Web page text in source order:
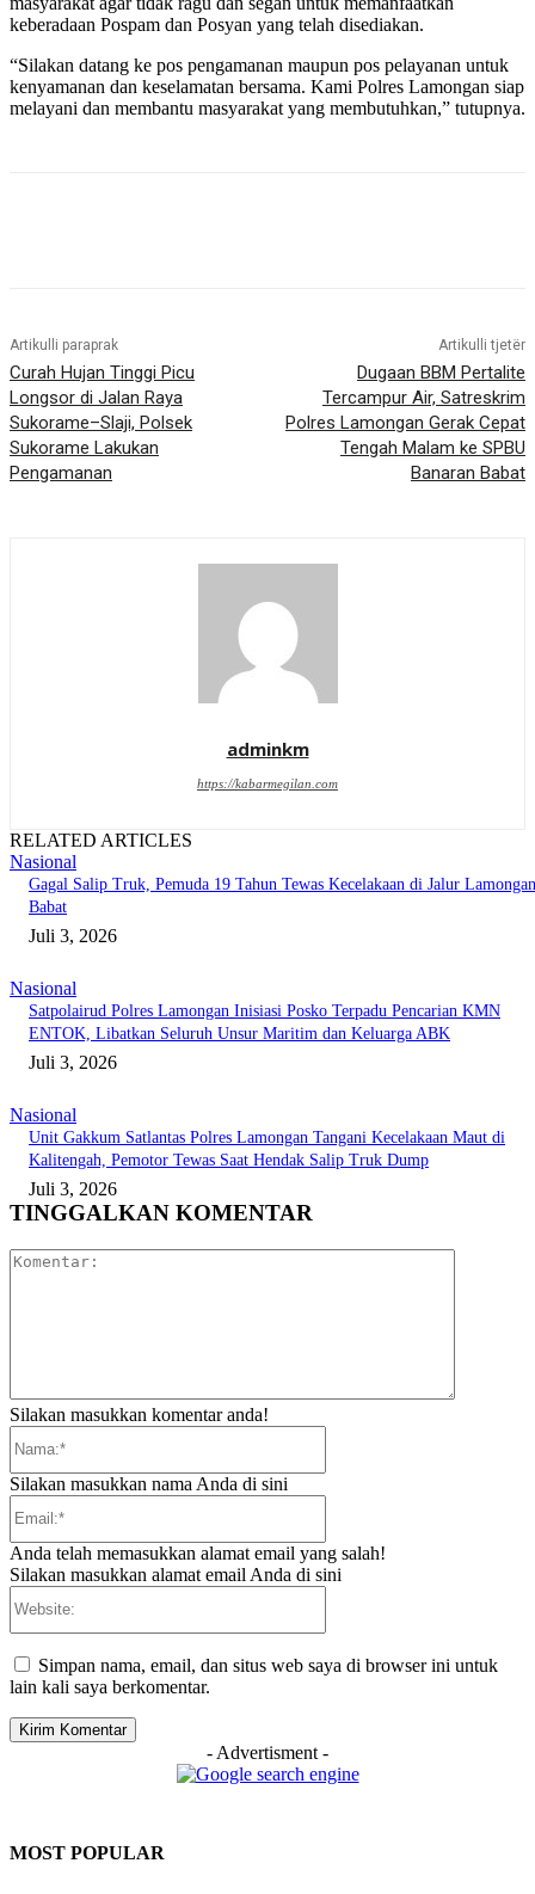
keberadaan Pospam dan Posyan yang telah disediakan.
“Silakan datang ke pos pengamanan maupun pos pelayanan untuk
kenyamanan dan keselamatan bersama. Kami Polres Lamongan siap
melayani dan membantu masyarakat yang membutuhkan,” tutupnya.
Artikulli paraprak
Curah Hujan Tinggi Picu
Longsor di Jalan Raya
Sukorame–Slaji, Polsek
Sukorame Lakukan
Pengamanan
Artikulli tjetër
Dugaan BBM Pertalite
Tercampur Air, Satreskrim
Polres Lamongan Gerak Cepat
Tengah Malam ke SPBU
Banaran Babat
adminkm
https://kabarmegilan.com
RELATED ARTICLES
Nasional
Gagal Salip Truk, Pemuda 19 Tahun Tewas Kecelakaan di Jalur
Babat
Juli 3, 2026
Nasional
Satpolairud Polres Lamongan Inisiasi Posko Terpadu Pencarian KMN
ENTOK, Libatkan Seluruh Unsur Maritim dan Keluarga ABK
Juli 3, 2026
Nasional
Unit Gakkum Satlantas Polres Lamongan Tangani Kecelakaan Maut di
Kalitengah, Pemotor Tewas Saat Hendak Salip Truk Dump
Juli 3, 2026
TINGGALKAN KOMENTAR
Silakan masukkan komentar anda!
Silakan masukkan nama Anda di sini
Anda telah memasukkan alamat email yang salah!
Silakan masukkan alamat email Anda di sini
Simpan nama, email, dan situs web saya di browser ini untuk
lain kali saya berkomentar.
- Advertisment -
MOST POPULAR